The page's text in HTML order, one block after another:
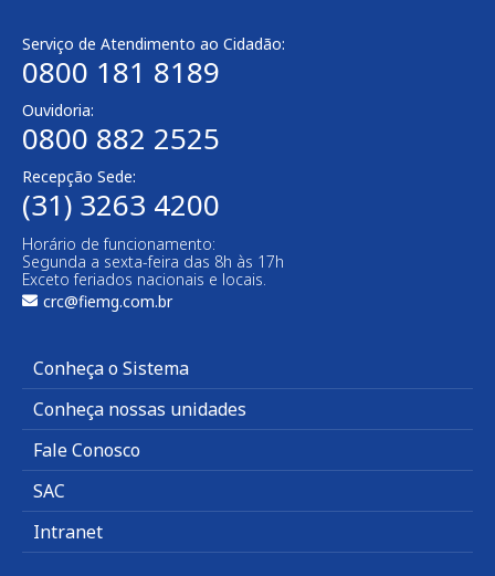
Serviço de Atendimento ao Cidadão:
0800 181 8189
Ouvidoria:
0800 882 2525
Recepção Sede:
(31) 3263 4200
Horário de funcionamento:
Segunda a sexta-feira das 8h às 17h
Exceto feriados nacionais e locais.
crc@fiemg.com.br
Conheça o Sistema
Conheça nossas unidades
Fale Conosco
SAC
Intranet